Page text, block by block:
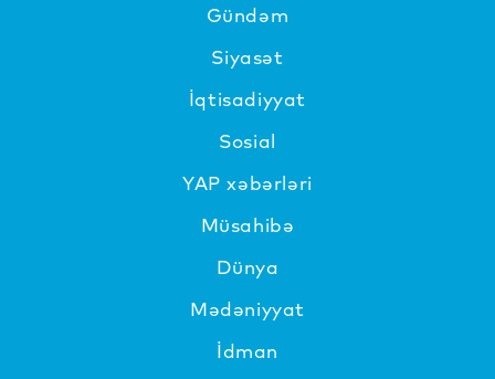
Gündəm
Siyasət
İqtisadiyyat
Sosial
YAP xəbərləri
Müsahibə
Dünya
Mədəniyyat
İdman